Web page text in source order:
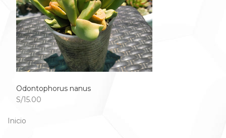
Odontophorus nanus
S/15.00
Inicio